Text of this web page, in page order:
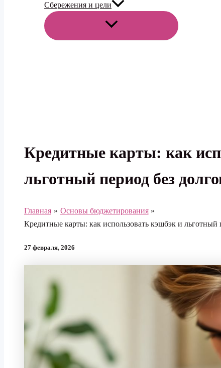
Сбережения и цели
ПЕРЕКЛЮЧАТЕЛЬ
Кредитные карты: как
льготный период без
Главная
Основы бюджетирования
Кредитные карты: как использовать кэшбэк и льготный
27 февраля, 2026